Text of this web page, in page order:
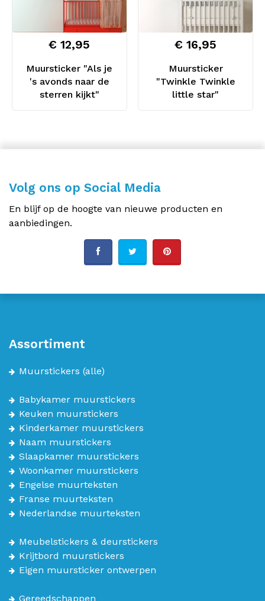
Muursticker "Als je
's avonds naar de
sterren kijkt"
€ 12,95
Muursticker
"Twinkle Twinkle
little star"
€ 16,95
Volg ons op Social Media
En blijf op de hoogte van nieuwe producten en
aanbiedingen.
Assortiment
Muurstickers (alle)
Babykamer muurstickers
Keuken muurstickers
Kinderkamer muurstickers
Naam muurstickers
Slaapkamer muurstickers
Woonkamer muurstickers
Engelse muurteksten
Franse muurteksten
Nederlandse muurteksten
Meubelstickers & deurstickers
Krijtbord muurstickers
Eigen muursticker ontwerpen
Gereedschappen